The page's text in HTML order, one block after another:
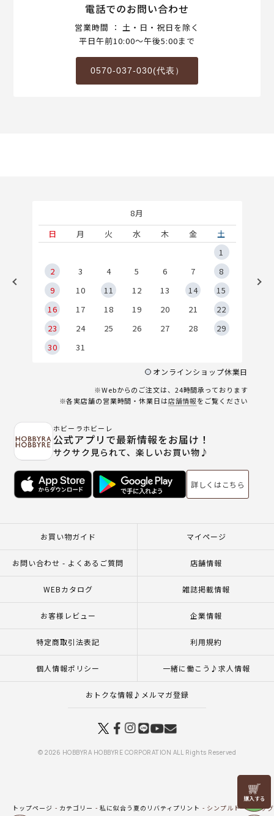
リリヤン
フェア
電話でのお問い合わせ
営業時間 ： 土・日・祝日を除く
平日午前10:00～午後5:00まで
0570-037-030(代表）
8月
日
月 火 水 木 金
土
1
2
3 4 5 6 7
8
9
10 11 12 13 14
15
16
17 18 19 20 21
22
23
24 25 26 27 28
29
30
31
オンラインショップ休業日
※Webからのご注文は、24時間承っております
※各実店舗の営業時間・休業日は店舗情報をご覧ください
ホビーラホビーレ
公式アプリで最新情報をお届け！
サクサク見られて、楽しいお買い物♪
詳しくはこちら
お買い物ガイド マイページ
お問い合わせ - よくあるご質問 店舗情報
WEBカタログ 雑誌掲載情報
お客様レビュー 企業情報
特定商取引法表記 利用規約
個人情報ポリシー 一緒に働こう♪求人情報
おトクな情報♪メルマガ登録
© 2026 HOBBYRA HOBBYRE CORPORATION ALL Rights Reserved
トップページ カテゴリー 私に似合う夏のリバティプリント シンプルトートバッ